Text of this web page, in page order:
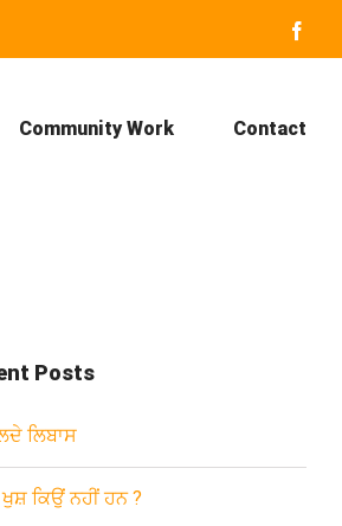
Community Work Contact
Posts
ਲਿਬਾਸ
ਕਿਉਂ ਨਹੀਂ ਹਨ ?